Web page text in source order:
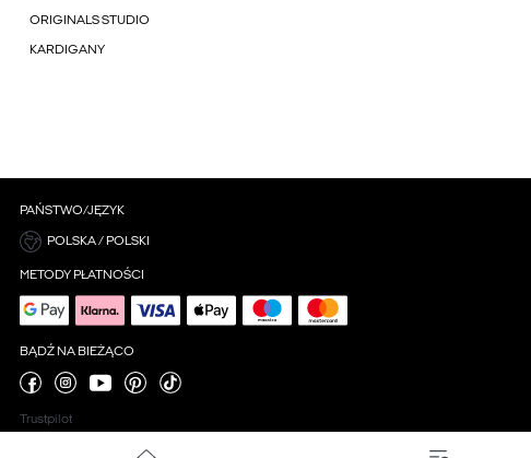
ORIGINALS STUDIO
KARDIGANY
PAŃSTWO/JĘZYK
POLSKA / POLSKI
METODY PŁATNOŚCI
BĄDŹ NA BIEŻĄCO
Trustpilot